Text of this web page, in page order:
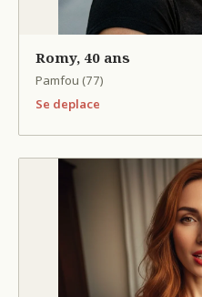
Romy, 40 ans
Pamfou (77)
Se deplace